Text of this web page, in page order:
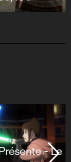
Le